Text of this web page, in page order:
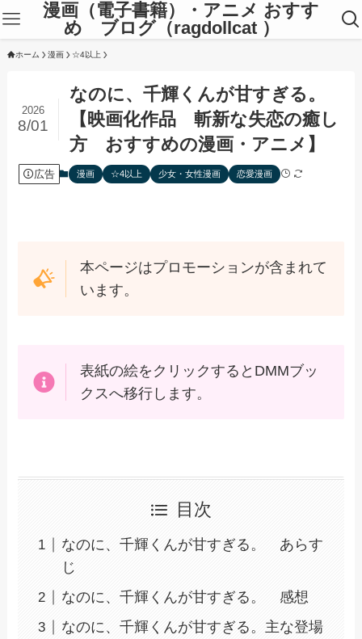
漫画（電子書籍）・アニメ おすす
め ブログ（ragdollcat ）
ホーム 漫画 ☆4以上
なのに、千輝くんが甘すぎる。
【映画化作品 斬新な失恋の癒し
方 おすすめの漫画・アニメ】
2026
8/01
広告 漫画 ☆4以上 少女・女性漫画 恋愛漫画
本ページはプロモーションが含まれて
います。
表紙の絵をクリックするとDMMブッ
クスへ移行します。
目次
なのに、千輝くんが甘すぎる。 あらす
じ
なのに、千輝くんが甘すぎる。 感想
なのに、千輝くんが甘すぎる。主な登場